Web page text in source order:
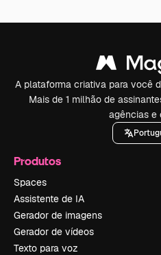
A plataforma criativa para você
Mais de 1 milhão de
agências e
Produtos
Spaces
Assistente de IA
Gerador de imagens
Gerador de vídeos
Texto para voz